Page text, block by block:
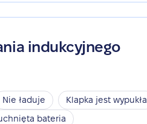
indukcyjnego
Nie ładuje
Klapka jest wypukła
bateria